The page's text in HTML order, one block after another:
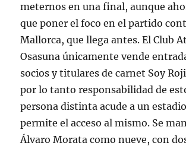
meternos en una final, aunque
que poner el foco en el partido
Mallorca, que llega antes. El Club
Osasuna únicamente vende
socios y titulares de carnet Soy
por lo tanto responsabilidad de
persona distinta acude a un
permite el acceso al mismo. Se
Álvaro Morata como nueve, con